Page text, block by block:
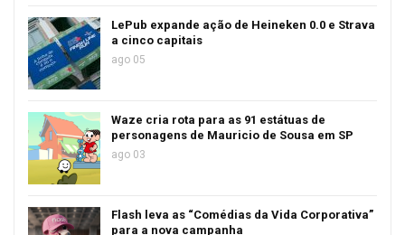
LePub expande ação de Heineken 0.0 e Strava
a cinco capitais
ago 05
Waze cria rota para as 91 estátuas de
personagens de Mauricio de Sousa em SP
ago 03
Flash leva as “Comédias da Vida Corporativa”
para a nova campanha